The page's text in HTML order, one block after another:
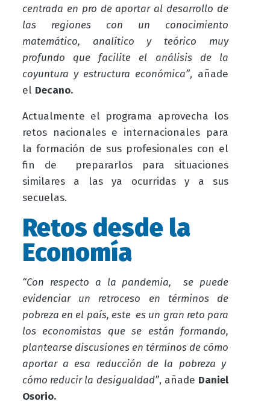
centrada en pro de aportar al desarrollo de
las regiones con un conocimiento
matemático, analítico y teórico muy
profundo que facilite el análisis de la
coyuntura y estructura económica”, añade
el Decano.
Actualmente el programa aprovecha los
retos nacionales e internacionales para
la formación de sus profesionales con el
fin de prepararlos para situaciones
similares a las ya ocurridas y a sus
secuelas.
Retos desde la
Economía
“Con respecto a la pandemia, se puede
evidenciar un retroceso en términos de
pobreza en el país, este es un gran reto para
los economistas que se están formando,
plantearse discusiones en términos de cómo
aportar a esa reducción de la pobreza y
cómo reducir la desigualdad”, añade Daniel
Osorio.